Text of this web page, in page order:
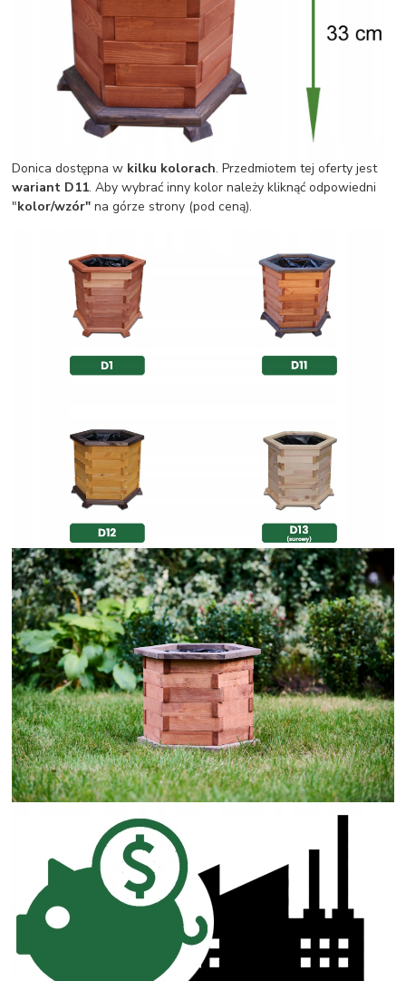
Donica dostępna w kilku kolorach. Przedmiotem tej oferty jest
wariant D11. Aby wybrać inny kolor należy kliknąć odpowiedni
"kolor/wzór" na górze strony (pod ceną).